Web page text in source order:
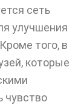
сеть
улучшения
того, в
которые
чувство